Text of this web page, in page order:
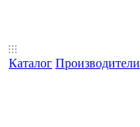
Каталог Производители